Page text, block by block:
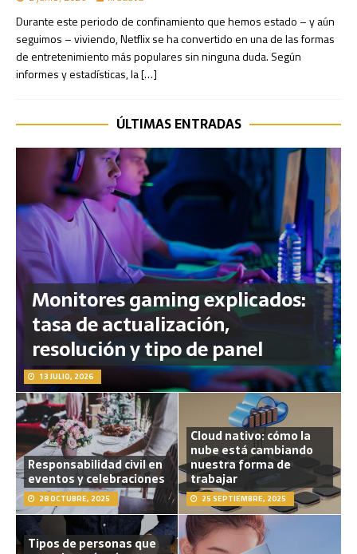
Durante este periodo de confinamiento que hemos estado – y aún
seguimos – viviendo, Netflix se ha convertido en una de las formas
de entretenimiento más populares sin ninguna duda. Según
informes y estadísticas, la[…]
ÚLTIMAS ENTRADAS
Monitores gaming explicados:
tasa de actualización,
resolución y tipo de panel
13 JULIO, 2026
Responsabilidad civil en
eventos y celebraciones
28 OCTUBRE, 2025
Cloud nativo: cómo la
nube está cambiando
nuestra forma de
trabajar
25 SEPTIEMBRE, 2025
Tipos de personas que